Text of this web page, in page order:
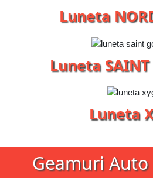
Luneta
Luneta
Luneta
Geamuri